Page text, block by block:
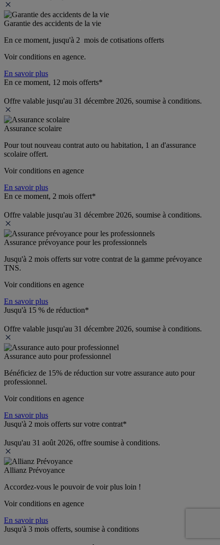
Garantie des accidents de la vie
En ce moment, jusqu'à 2  mois de cotisations offerts
Voir conditions en agence.
En savoir plus
En ce moment, 12 mois offerts*
Offre valable jusqu'au 31 décembre 2026, soumise à conditions.
Assurance scolaire
Pour tout nouveau contrat auto ou habitation, 1 an d'assurance
scolaire offert.
Voir conditions en agence
En savoir plus
En ce moment, 2 mois offert*
Offre valable jusqu'au 31 décembre 2026, soumise à conditions.
Assurance prévoyance pour les professionnels
Jusqu'à 2 mois offerts sur votre contrat de la gamme prévoyance
TNS.
Voir conditions en agence
En savoir plus
Jusqu'à 15 % de réduction*
Offre valable jusqu'au 31 décembre 2026, soumise à conditions.
Assurance auto pour professionnel
Bénéficiez de 15% de réduction sur votre assurance auto pour
professionnel.
Voir conditions en agence
En savoir plus
Jusqu'à 2 mois offerts sur votre contrat*
Jusqu'au 31 août 2026, offre soumise à conditions.
Allianz Prévoyance
Accordez-vous le pouvoir de voir plus loin !
Voir conditions en agence
En savoir plus
Jusqu'à 3 mois offerts, soumise à conditions